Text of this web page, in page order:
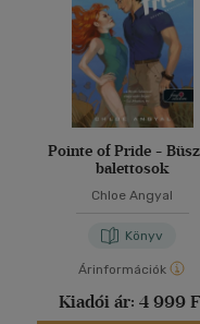
Pointe of Pride -
balettosok
Chloe Angyal
Könyv
Árinformációk
Kiadói ár: 4 999